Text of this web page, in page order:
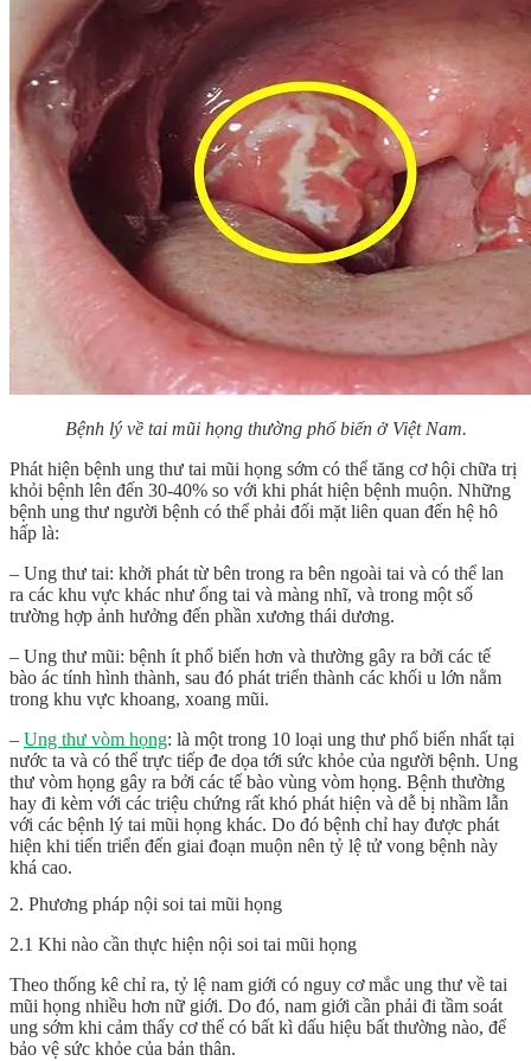
Bệnh lý về tai mũi họng thường phổ biến ở Việt Nam.
Phát hiện bệnh ung thư tai mũi họng sớm có thể tăng cơ hội chữa trị
khỏi bệnh lên đến 30-40% so với khi phát hiện bệnh muộn. Những
bệnh ung thư người bệnh có thể phải đối mặt liên quan đến hệ hô
hấp là:
– Ung thư tai: khởi phát từ bên trong ra bên ngoài tai và có thể lan
ra các khu vực khác như ống tai và màng nhĩ, và trong một số
trường hợp ảnh hưởng đến phần xương thái dương.
– Ung thư mũi: bệnh ít phổ biến hơn và thường gây ra bởi các tế
bào ác tính hình thành, sau đó phát triển thành các khối u lớn nằm
trong khu vực khoang, xoang mũi.
– Ung thư vòm họng: là một trong 10 loại ung thư phổ biến nhất tại
nước ta và có thể trực tiếp đe dọa tới sức khỏe của người bệnh. Ung
thư vòm họng gây ra bởi các tế bào vùng vòm họng. Bệnh thường
hay đi kèm với các triệu chứng rất khó phát hiện và dễ bị nhầm lẫn
với các bệnh lý tai mũi họng khác. Do đó bệnh chỉ hay được phát
hiện khi tiến triển đến giai đoạn muộn nên tỷ lệ tử vong bệnh này
khá cao.
2. Phương pháp nội soi tai mũi họng
2.1 Khi nào cần thực hiện nội soi tai mũi họng
Theo thống kê chỉ ra, tỷ lệ nam giới có nguy cơ mắc ung thư về tai
mũi họng nhiều hơn nữ giới. Do đó, nam giới cần phải đi tầm soát
ung sớm khi cảm thấy cơ thể có bất kì dấu hiệu bất thường nào, để
bảo vệ sức khỏe của bản thân.